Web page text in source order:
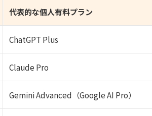
代表的な個人有料プラン
ChatGPT Plus
Claude Pro
Gemini Advanced（Google AI Pro）